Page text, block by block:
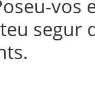
vos
segur